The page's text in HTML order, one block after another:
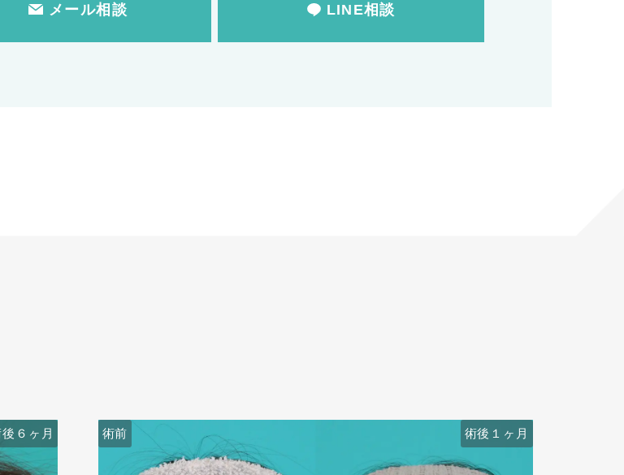
メール相談 LINE相談
６ヶ月 術後６ヶ月 術前
術前 術後１ヶ月